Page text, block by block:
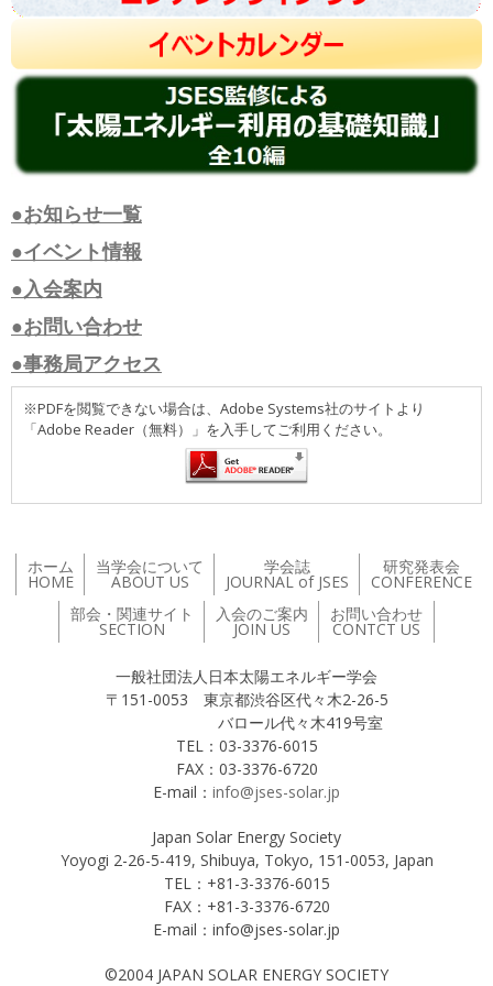
●お知らせ一覧
●イベント情報
●入会案内
●お問い合わせ
●事務局アクセス
※PDFを閲覧できない場合は、Adobe Systems社のサイトより
「Adobe Reader（無料）」を入手してご利用ください。
ホーム
HOME
当学会について
ABOUT US
学会誌
JOURNAL of JSES
研究発表会
CONFERENCE
部会・関連サイト
SECTION
入会のご案内
JOIN US
お問い合わせ
CONTCT US
一般社団法人日本太陽エネルギー学会
〒151-0053 東京都渋谷区代々木2-26-5
バロール代々木419号室
TEL：03-3376-6015
FAX：03-3376-6720
E-mail： info@jses-solar.jp
Japan Solar Energy Society
Yoyogi 2-26-5-419, Shibuya, Tokyo, 151-0053, Japan
TEL：+81-3-3376-6015
FAX：+81-3-3376-6720
E-mail：info@jses-solar.jp
©2004 JAPAN SOLAR ENERGY SOCIETY